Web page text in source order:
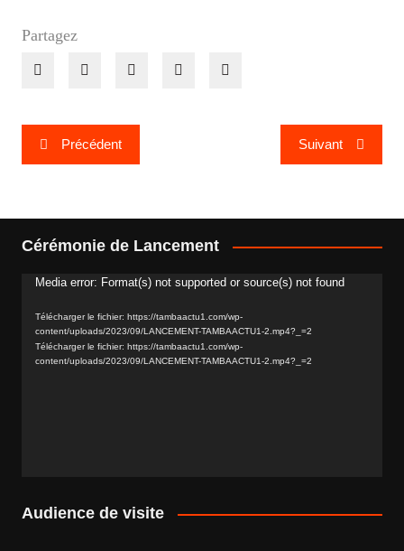
Partagez
Navigation
de
Précédent Suivant
Cérémonie de Lancement
Lecteur
Media error: Format(s) not supported or source(s) not found
Télécharger le fichier: https://tambaactu1.com/wp-
content/uploads/2023/09/LANCEMENT-TAMBAACTU1-2.mp4?_=2
Télécharger le fichier: https://tambaactu1.com/wp-
content/uploads/2023/09/LANCEMENT-TAMBAACTU1-2.mp4?_=2
Audience de visite